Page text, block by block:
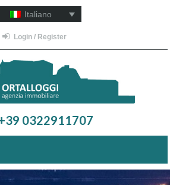
Italiano
Login / Register
0322911707